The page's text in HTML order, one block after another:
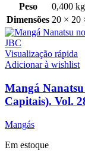
Peso
0,400 kg
Dimensões 20 × 20
Visualização rápida
Adicionar à wishlist
Mangá Nanatsu
Capitais). Vol.
Mangás
Em estoque